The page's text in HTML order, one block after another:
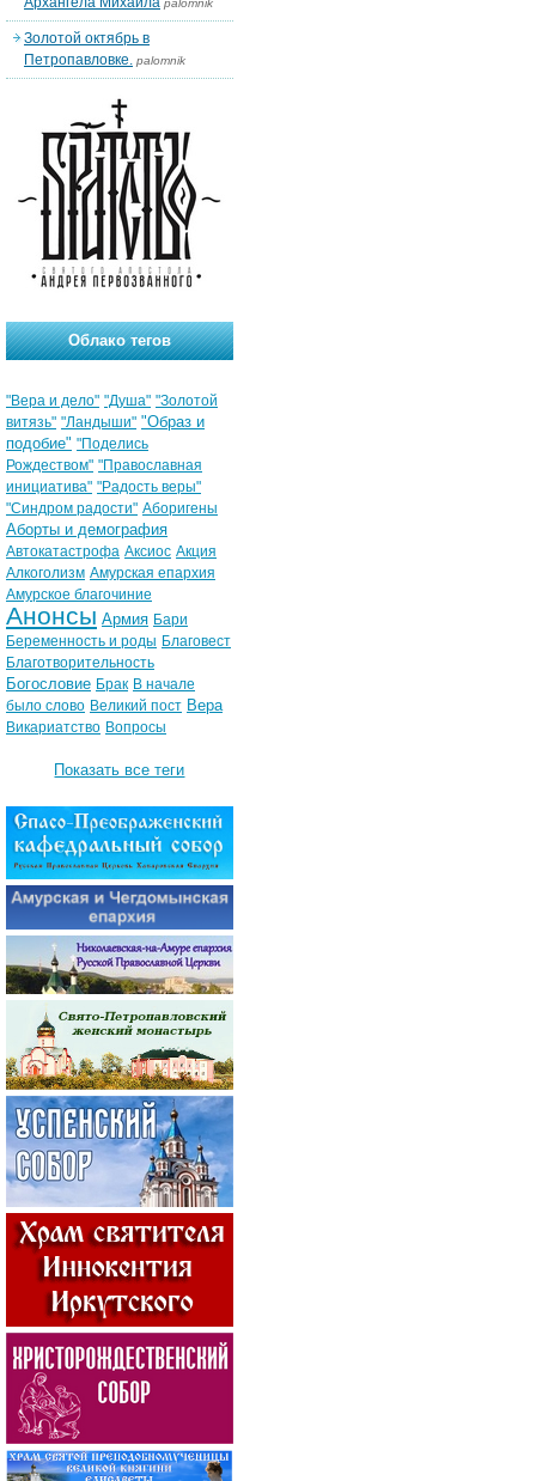
palomnik
Золотой октябрь в
Петропавловке. palomnik
Облако тегов
"Вера и дело" "Душа" "Золотой
витязь" "Ландыши" "Образ и
подобие" "Поделись
Рождеством" "Православная
инициатива" "Радость веры"
"Синдром радости" Аборигены
Аборты и демография
Автокатастрофа Аксиос Акция
Алкоголизм Амурская епархия
Амурское благочиние
Анонсы Армия Бари
Беременность и роды Благовест
Благотворительность
Богословие Брак В начале
было слово Великий пост Вера
Викариатство Вопросы
Показать все теги